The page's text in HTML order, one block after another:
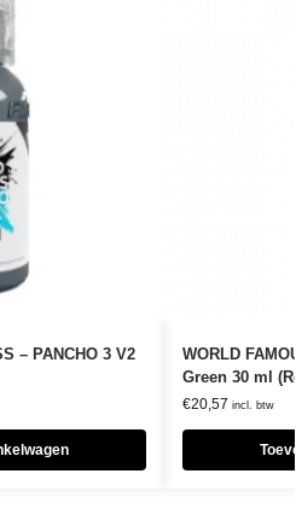
– PANCHO 3 V2
WORLD
Green 30 ml
€20,57 incl. btw